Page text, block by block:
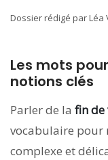
Dossier rédigé par Léa
Les mots
notions clés
Parler de la fin de
vocabulaire pour
complexe et